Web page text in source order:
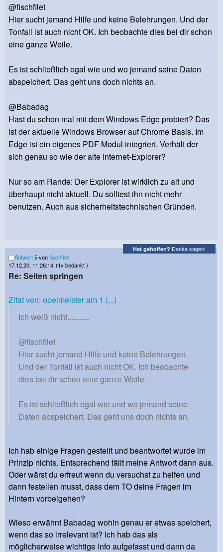
@fischfilet
Hier sucht jemand Hilfe und keine Belehrungen. Und der
Tonfall ist auch nicht OK. Ich beobachte dies bei dir schon
eine ganze Weile.
Es ist schließlich egal wie und wo jemand seine Daten
abspeichert. Das geht uns doch nichts an.
@Babadag
Hast du schon mal mit dem Windows Edge probiert? Das
ist der aktuelle Windows Browser auf Chrome Basis. Im
Edge ist ein eigenes PDF Modul integriert. Verhält der
sich genau so wie der alte Internet-Explorer?
Nur so am Rande: Der Explorer ist wirklich zu alt und
überhaupt nicht aktuell. Du solltest ihn nicht mehr
benutzen. Auch aus sicherheitstechnischen Gründen.
Hat geholfen? Danke sagen!
Antwort5 vonfischfilet
17.12.20, 11:26:14 (1x bedankt )
Re: Seiten springen
Zitat von: opelmeister am 1 (...)
Ich weiß nicht...........
@fischfilet
Hier sucht jemand Hilfe und keine Belehrungen.
Und der Tonfall ist auch nicht OK. Ich beobachte
dies bei dir schon eine ganze Weile.
Es ist schließlich egal wie und wo jemand seine
Daten abspeichert. Das geht uns doch nichts an.
Ich hab einige Fragen gestellt und beantwortet wurde im
Prinzip nichts. Entsprechend fällt meine Antwort dann aus.
Oder wärst du erfreut wenn du versuchst zu helfen und
dann festellen musst, dass dem TO deine Fragen im
Hintern vorbeigehen?
Wieso erwähnt Babadag wohin genau er etwas speichert,
wenn das so irrelevant ist? Ich hab das als
möglicherweise wichtige Info aufgefasst und dann da